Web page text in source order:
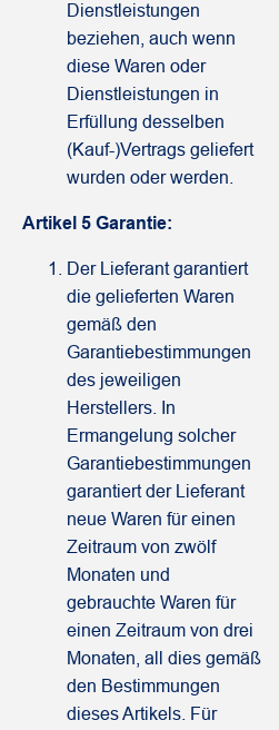
Dienstleistungen
beziehen, auch wenn
diese Waren oder
Dienstleistungen in
Erfüllung desselben
(Kauf-)Vertrags geliefert
wurden oder werden.
Artikel 5 Garantie:
Der Lieferant garantiert
die gelieferten Waren
gemäß den
Garantiebestimmungen
des jeweiligen
Herstellers. In
Ermangelung solcher
Garantiebestimmungen
garantiert der Lieferant
neue Waren für einen
Zeitraum von zwölf
Monaten und
gebrauchte Waren für
einen Zeitraum von drei
Monaten, all dies gemäß
den Bestimmungen
dieses Artikels. Für